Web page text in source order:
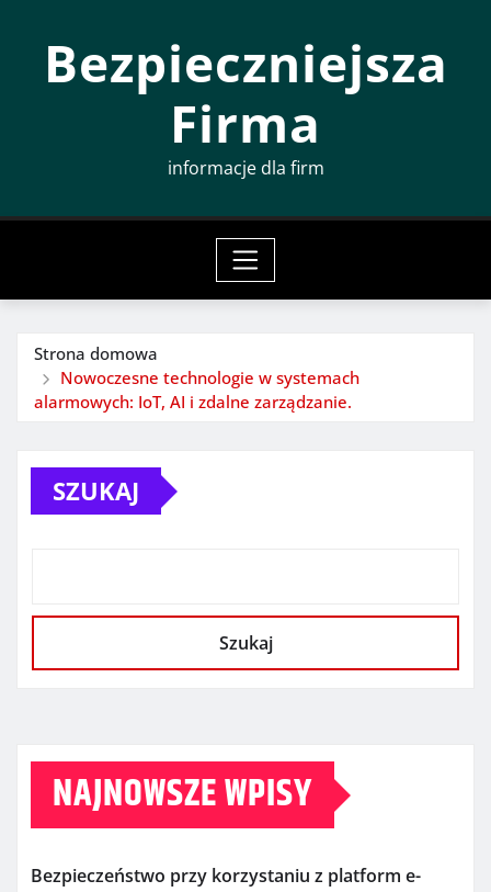
Bezpieczniejsza
Firma
informacje dla firm
Strona domowa
Nowoczesne technologie w systemach
alarmowych: IoT, AI i zdalne zarządzanie.
SZUKAJ
Szukaj
NAJNOWSZE WPISY
Bezpieczeństwo przy korzystaniu z platform e-